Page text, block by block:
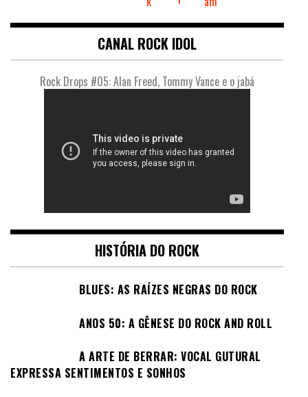
CANAL ROCK IDOL
Rock Drops #05: Alan Freed, Tommy Vance e o jabá
HISTÓRIA DO ROCK
BLUES: AS RAÍZES NEGRAS DO ROCK
ANOS 50: A GÊNESE DO ROCK AND ROLL
A ARTE DE BERRAR: VOCAL GUTURAL
EXPRESSA SENTIMENTOS E SONHOS